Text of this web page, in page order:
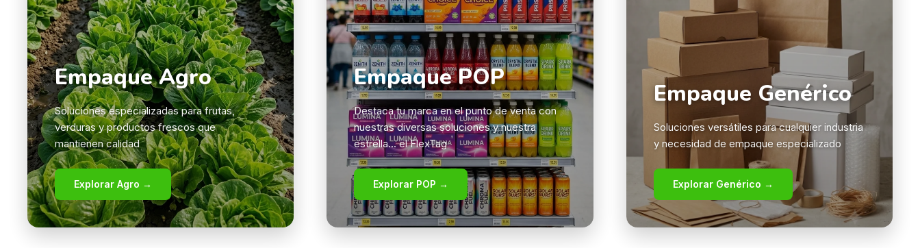
Empaque Agro
Soluciones especializadas para frutas,
verduras y productos frescos que
mantienen calidad
Explorar Agro →
Empaque POP
Destaca tu marca en el punto de venta con
nuestras diversas soluciones y nuestra
estrella... el FlexTag
Explorar POP →
Empaque Genérico
Soluciones versátiles para cualquier industria
y necesidad de empaque especializado
Explorar Genérico →